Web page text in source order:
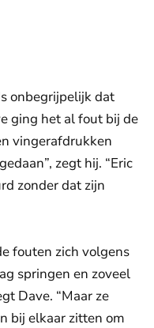
onbegrijpelijk dat
ging het al fout bij de
vingerafdrukken
zegt hij. “Eric
zonder dat zijn
fouten zich volgens
springen en zoveel
Dave. “Maar ze
bij elkaar zitten om